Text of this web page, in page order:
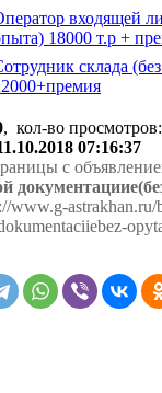
входящей
18000 т.р +
склада
, кол-во просмотров:
07:16:37
с
www.g-